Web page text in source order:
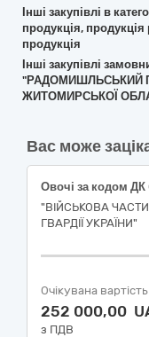
Інші закупівлі в
продукція, продукція
продукція
Інші закупівлі
"РАДОМИШЛЬСЬКИЙ
ЖИТОМИРСЬКОЇ
Вас може
"ВІЙСЬКОВА
ГВАРДІЇ УКРАЇНИ"
Очікувана вартість
252 000,00
з ПДВ